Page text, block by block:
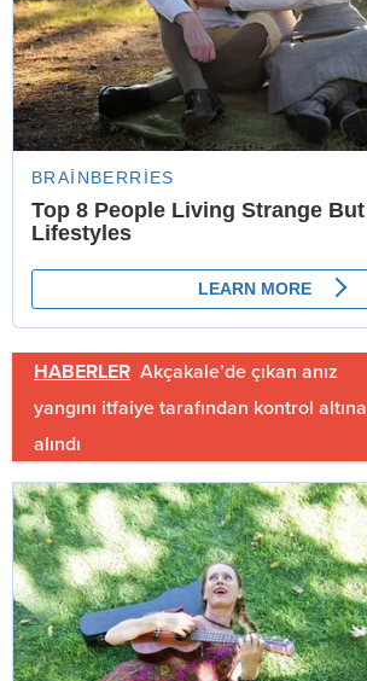
HABERLER Akçakale’de çıkan anız
yangını itfaiye tarafından kontrol altına
alındı